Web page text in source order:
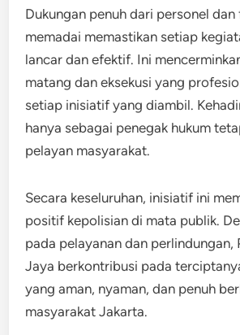
Dukungan penuh dari personel
memadai memastikan setiap
lancar dan efektif. Ini
matang dan eksekusi yang
setiap inisiatif yang diambil.
hanya sebagai penegak hukum
pelayan masyarakat.
Secara keseluruhan, inisiatif ini
positif kepolisian di mata publik.
pada pelayanan dan perlindungan,
Jaya berkontribusi pada
yang aman, nyaman, dan penuh
masyarakat Jakarta.